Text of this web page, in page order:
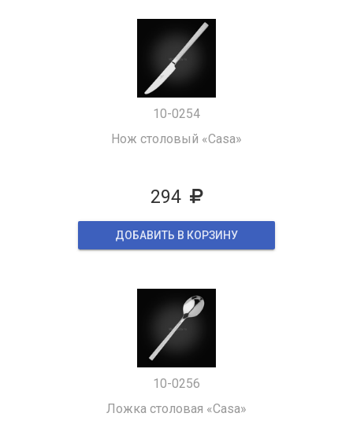
10-0254
Нож столовый «Casa»
294
ДОБАВИТЬ В КОРЗИНУ
10-0256
Ложка столовая «Casa»